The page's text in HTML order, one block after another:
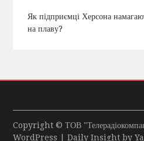
Як підприємці Херсона
на плаву?
Copyright © ТОВ
WordPress | Daily Insight by